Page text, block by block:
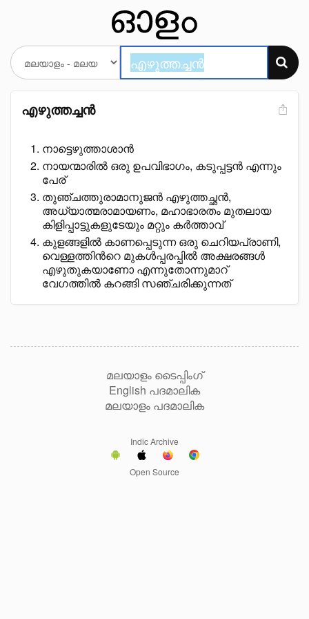
എഴുത്തച്ചൻ
നാട്ടെഴുത്താശാൻ
നായന്മാരിൽ ഒരു ഉപവിഭാഗം, കടുപ്പട്ടൻ എന്നും
പേര്
തുഞ്ചത്തുരാമാനുജൻ എഴുത്തച്ഛൻ,
അധ്യാത്മരാമായണം, മഹാഭാരതം മുതലായ
കിളിപ്പാട്ടുകളുടേയും മറ്റും കർത്താവ്
കുളങ്ങളിൽ കാണപ്പെടുന്ന ഒരു ചെറിയപ്രാണി,
വെള്ളത്തിൻറെ മുകൾപ്പരപ്പിൽ അക്ഷരങ്ങൾ
എഴുതുകയാണോ എന്നുതോന്നുമാറ്
വേഗത്തിൽ കറങ്ങി സഞ്ചരിക്കുന്നത്
മലയാളം ടൈപ്പിംഗ്
English പദമാലിക
മലയാളം പദമാലിക
Indic Archive
Open Source